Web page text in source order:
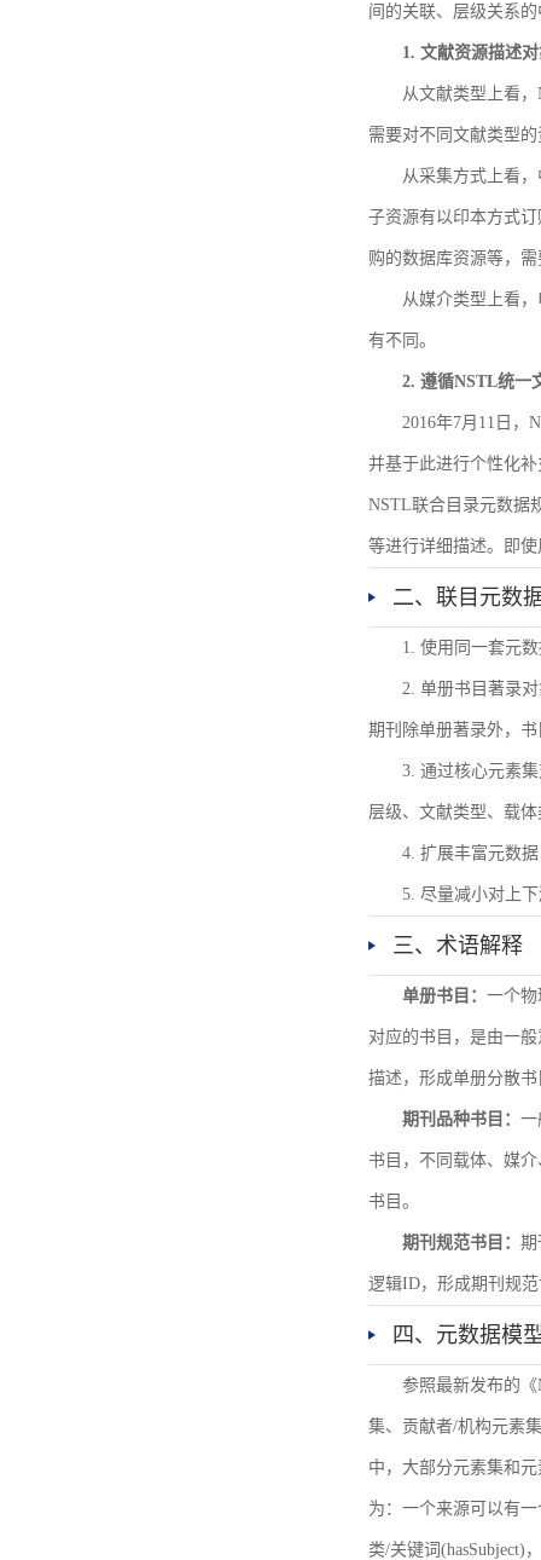
间的关联、层级关系
1. 文献资源描述
从文献类型上看
需要对不同文献类型
从采集方式上看
子资源有以印本方式
购的数据库资源等，
从媒介类型上看
有不同。
2. 遵循NSTL统一
2016年7月11日，
并基于此进行个性化
NSTL联合目录元数据
等进行详细描述。即
二、联目元数
1. 使用同一套元
2. 单册书目著录
期刊除单册著录外，
3. 通过核心元素
层级、文献类型、载
4. 扩展丰富元数
5. 尽量减小对上
三、术语解释
单册书目： 一个
对应的书目，是由一
描述，形成单册分散
期刊品种书目： 一
书目，不同载体、媒
书目。
期刊规范书目： 期
逻辑ID，形成期刊规
四、元数据模
参照最新发布的
集、贡献者/机构元素
中，大部分元素集和
为：一个来源可以有
类/关键词(hasSubject)